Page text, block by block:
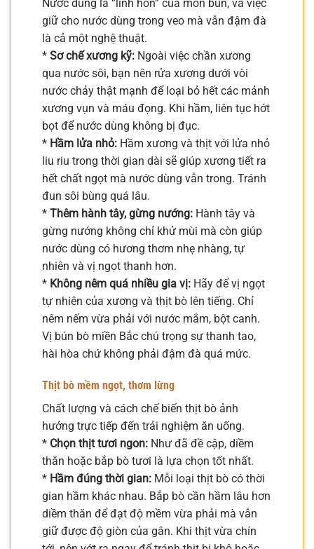
Nước dùng là “linh hồn” của món bún, và việc
giữ cho nước dùng trong veo mà vẫn đậm đà
là cả một nghệ thuật.
* Sơ chế xương kỹ: Ngoài việc chần xương
qua nước sôi, bạn nên rửa xương dưới vòi
nước chảy thật mạnh để loại bỏ hết các mảnh
xương vụn và máu đọng. Khi hầm, liên tục hớt
bọt để nước dùng không bị đục.
* Hầm lửa nhỏ: Hầm xương và thịt với lửa nhỏ
liu riu trong thời gian dài sẽ giúp xương tiết ra
hết chất ngọt mà nước dùng vẫn trong. Tránh
đun sôi bùng quá lâu.
* Thêm hành tây, gừng nướng: Hành tây và
gừng nướng không chỉ khử mùi mà còn giúp
nước dùng có hương thơm nhẹ nhàng, tự
nhiên và vị ngọt thanh hơn.
* Không nêm quá nhiều gia vị: Hãy để vị ngọt
tự nhiên của xương và thịt bò lên tiếng. Chỉ
nêm nếm vừa phải với nước mắm, bột canh.
Vị bún bò miền Bắc chú trọng sự thanh tao,
hài hòa chứ không phải đậm đà quá mức.
Thịt bò mềm ngọt, thơm lừng
Chất lượng và cách chế biến thịt bò ảnh
hưởng trực tiếp đến trải nghiệm ăn uống.
* Chọn thịt tươi ngon: Như đã đề cập, diềm
thăn hoặc bắp bò tươi là lựa chọn tốt nhất.
* Hầm đúng thời gian: Mỗi loại thịt bò có thời
gian hầm khác nhau. Bắp bò cần hầm lâu hơn
diềm thăn để đạt độ mềm vừa phải mà vẫn
giữ được độ giòn của gân. Khi thịt vừa chín